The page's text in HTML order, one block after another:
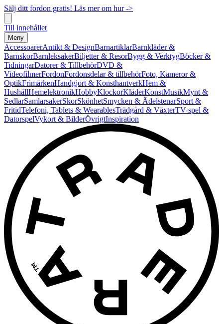
Sälj ditt fordon gratis! Läs mer om hur ->
Till innehållet
Meny
AccessoarerAntikt & DesignBarnartiklarBarnkläder &
BarnskorBarnleksakerBiljetter & ResorBygg & VerktygBöcker &
TidningarDatorer & TillbehörDVD &
VideofilmerFordonFordonsdelar & tillbehörFoto, Kameror &
OptikFrimärkenHandgjort & KonsthantverkHem &
HushållHemelektronikHobbyKlockorKläderKonstMusikMynt &
SedlarSamlarsakerSkorSkönhetSmycken & ÄdelstenarSport &
FritidTelefoni, Tablets & WearablesTrädgård & VäxterTV-spel &
DatorspelVykort & BilderÖvrigtInspiration